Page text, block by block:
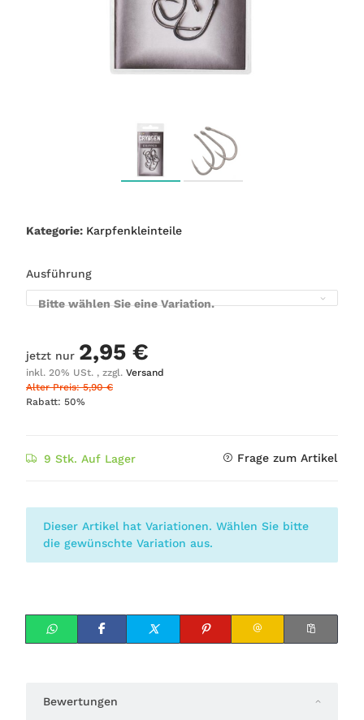
Kategorie: Karpfenkleinteile
Ausführung
Bitte wählen Sie eine Variation.
jetzt nur 2,95 €
inkl. 20% USt. , zzgl. Versand
Alter Preis: 5,90 €
Rabatt: 50%
9 Stk. Auf Lager Frage zum Artikel
x
Dieser Artikel hat Variationen. Wählen Sie bitte
die gewünschte Variation aus.
Bewertungen